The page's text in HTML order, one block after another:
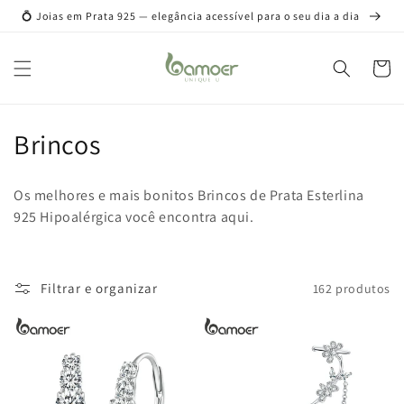
para o
💍 Joias em Prata 925 — elegância acessível para o seu dia a dia
C
l
ç
ã
Brincos
Os melhores e mais bonitos Brincos de Prata Esterlina
925 Hipoalérgica você encontra aqui.
Filtrar e organizar 162 produtos